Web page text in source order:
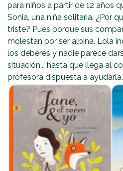
para niños a partir de 12 años
Sonia, una niña solitaria. ¿Por
triste? Pues porque sus
molestan por ser albina. Lola
los deberes y nadie parece
situación... hasta que llega al
profesora dispuesta a ayudarla.